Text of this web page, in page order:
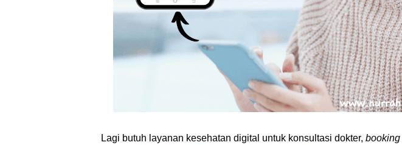
Lagi butuh layanan kesehatan digital untuk konsultasi dokter, booking